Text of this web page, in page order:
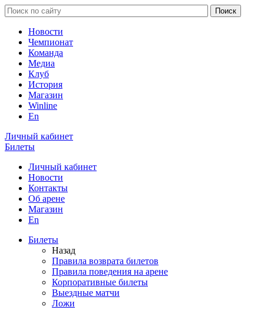
Новости
Чемпионат
Команда
Медиа
Клуб
История
Магазин
Winline
En
Личный кабинет
Билеты
Личный кабинет
Новости
Контакты
Об арене
Магазин
En
Билеты
Назад
Правила возврата билетов
Правила поведения на арене
Корпоративные билеты
Выездные матчи
Ложи